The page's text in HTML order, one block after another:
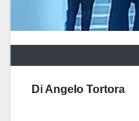
Di Angelo Tortora